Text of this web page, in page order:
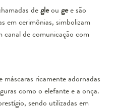
degleou gee são
em cerimônias, simbolizam
de comunicação com
máscaras ricamente adornadas
como o elefante e a onça.
sendo utilizadas em